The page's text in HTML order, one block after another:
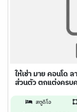
ให้เช่า มาย คอนโด
ส่วนตัว ตกแต่งครบ
สตูดิโอ